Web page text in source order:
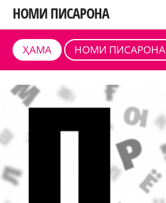
НОМИ ПИСАРОНА
ҲАМА НОМИ ПИСАРОНА